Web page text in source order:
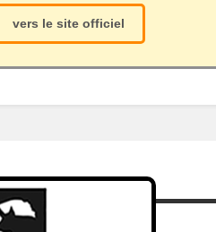
vers le site officiel